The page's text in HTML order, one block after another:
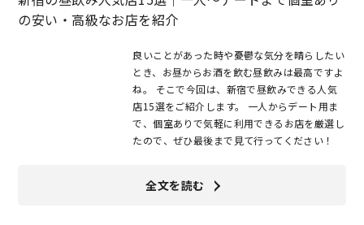
の安い・高級なお店を紹介
良いことがあった時や憂鬱な気分を晴らしたい
とき、お昼からお酒を飲む昼飲みは最高ですよ
ね。 そこで今回は、新宿で昼飲みできる人気
店15選をご紹介します。 一人からデート用ま
で、個室ありで気軽に利用できるお店を厳選し
たので、ぜひ最後まで見て行ってください！
全文を読む